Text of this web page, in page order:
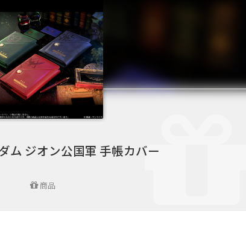
ム ジオン公国軍 手帳カバー
商品